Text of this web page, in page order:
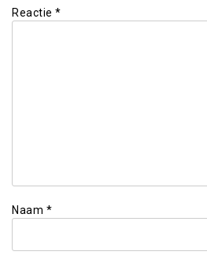
Reactie *
Naam *